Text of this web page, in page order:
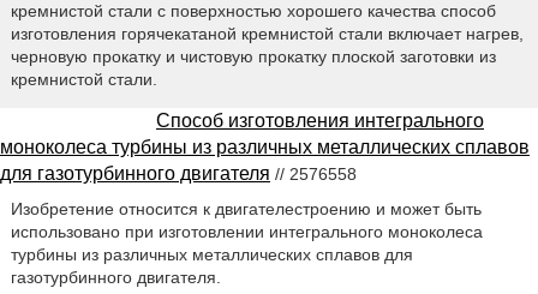
кремнистой стали с поверхностью хорошего качества способ
изготовления горячекатаной кремнистой стали включает нагрев,
черновую прокатку и чистовую прокатку плоской заготовки из
кремнистой стали.
Способ изготовления интегрального
моноколеса турбины из различных металлических сплавов
для газотурбинного двигателя // 2576558
Изобретение относится к двигателестроению и может быть
использовано при изготовлении интегрального моноколеса
турбины из различных металлических сплавов для
газотурбинного двигателя.